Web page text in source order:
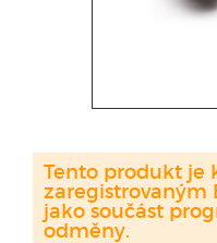
Tento produkt je
zaregistrovaným
jako součást
odměny.